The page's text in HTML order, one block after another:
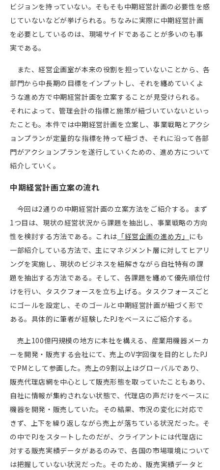
ビジョンを持っていない。そもそも中期経営計画の必要性を感
じていないなどが挙げられる。ちなみに実際に中期経営計画
を必要としているのは、現場サイドであることが多いのも事
実である。
また、経営企画室が本来の役割を担っていないことから、各
部門から中長期の目標をインプットし、それを纏めていくよ
うな進め方で中期経営計画を立案することが見受けられる。
それによって、管理会計の指標と施策が紐づいていないといっ
たことも。本件では中期経営計画を立案し、事業戦略とアクシ
ョンプランが定量的な指標を持って紐づき、それに沿って各部
門がアクションプランを遂行していくための、進め方について
紹介していく。
中期経営計画立案の流れ
今回は2通りの中期経営計画の立案方法をご紹介する。まず
1つ目は、現状の経営状況から課題を抽出し、事業戦略の方向
性を検討する方法である。これは 「経営企画の進め方」 にも
一部紹介している方法で、主にマネジメント層に対してヒアリ
ングを実施し、現状のビジネスを紐解きながら自社特有の課
題を抽出する方法である。そして、各課題を纏めて優先順位付
けを行い、タスクフォースを立ち上げる。タスクフォースごと
にゴールを設定し、そのゴールと中期経営計画が紐づく形で
ある。具体的に筆者が経験したPJをベースにご紹介する。
売上100億円規模の地方に本社を構える、産業用機器メーカ
ーを開発・販売する会社にて、売上のV字回復を目的としたPJ
でPM として参画した。売上の9割以上はグローバルであり、
販売代理店網を中心として販売形態を取っていたこともあり、
自社に情報が集約されない状態で、代理店の声だけをベースに
機器を開発・販売していた。その結果、市況の変化に対応で
きず、上下を繰り返しながら売上が落ちている状況だった。そ
の中でPJをスタートしたのだが、クライアントには代理店に
対する販売実績データがあるのみで、各国の市場環境について
は把握していない状況だった。そのため、販売実績データと